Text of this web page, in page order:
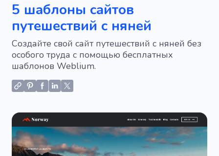
5 шаблоны сайтов
путешествий с няней
Создайте свой сайт путешествий с няней без
особого труда с помощью бесплатных
шаблонов Weblium.